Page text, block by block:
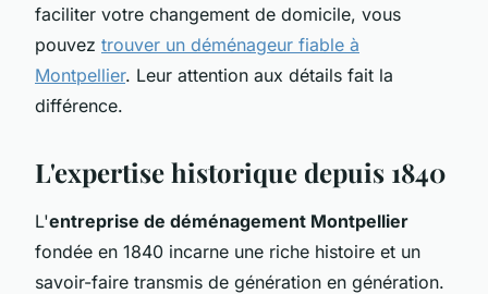
faciliter votre changement de domicile, vous
pouvez trouver un déménageur fiable à
Montpellier. Leur attention aux détails fait la
différence.
L'expertise historique depuis 1840
L'entreprise de déménagement Montpellier
fondée en 1840 incarne une riche histoire et un
savoir-faire transmis de génération en génération.